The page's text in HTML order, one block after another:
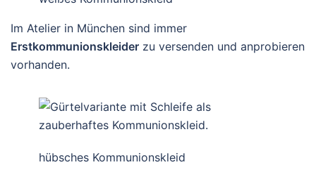
Im Atelier in München sind immer
Erstkommunionskleider zu versenden und anprobieren
vorhanden.
hübsches Kommunionskleid